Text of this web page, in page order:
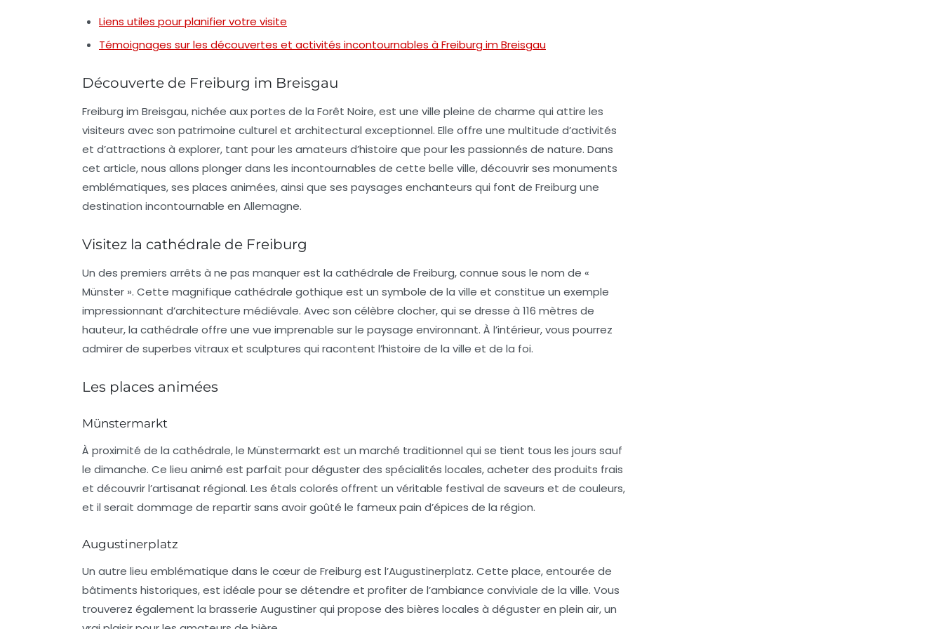
Liens utiles pour planifier votre visite
Témoignages sur les découvertes et activités incontournables à Freiburg im Breisgau
Découverte de Freiburg im Breisgau
Freiburg im Breisgau, nichée aux portes de la Forêt Noire, est une ville pleine de charme qui attire les
visiteurs avec son patrimoine culturel et architectural exceptionnel. Elle offre une multitude d’activités
et d’attractions à explorer, tant pour les amateurs d’histoire que pour les passionnés de nature. Dans
cet article, nous allons plonger dans les incontournables de cette belle ville, découvrir ses monuments
emblématiques, ses places animées, ainsi que ses paysages enchanteurs qui font de Freiburg une
destination incontournable en Allemagne.
Visitez la cathédrale de Freiburg
Un des premiers arrêts à ne pas manquer est la cathédrale de Freiburg, connue sous le nom de «
Münster ». Cette magnifique cathédrale gothique est un symbole de la ville et constitue un exemple
impressionnant d’architecture médiévale. Avec son célèbre clocher, qui se dresse à 116 mètres de
hauteur, la cathédrale offre une vue imprenable sur le paysage environnant. À l’intérieur, vous pourrez
admirer de superbes vitraux et sculptures qui racontent l’histoire de la ville et de la foi.
Les places animées
Münstermarkt
À proximité de la cathédrale, le Münstermarkt est un marché traditionnel qui se tient tous les jours sauf
le dimanche. Ce lieu animé est parfait pour déguster des spécialités locales, acheter des produits frais
et découvrir l’artisanat régional. Les étals colorés offrent un véritable festival de saveurs et de couleurs,
et il serait dommage de repartir sans avoir goûté le fameux pain d’épices de la région.
Augustinerplatz
Un autre lieu emblématique dans le cœur de Freiburg est l’Augustinerplatz. Cette place, entourée de
bâtiments historiques, est idéale pour se détendre et profiter de l’ambiance conviviale de la ville. Vous
trouverez également la brasserie Augustiner qui propose des bières locales à déguster en plein air, un